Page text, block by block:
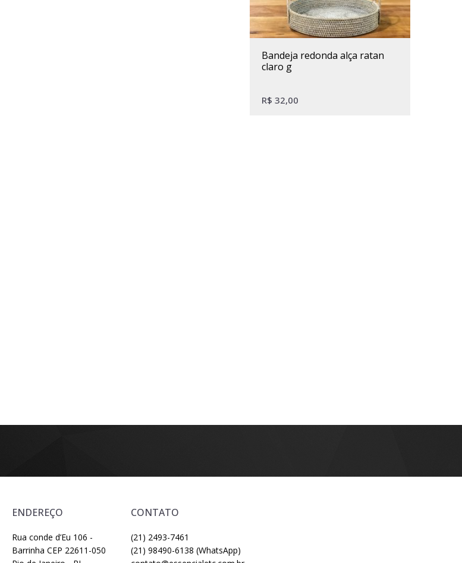
bandeja redonda alça ratan
claro g
R$ 32,00
ENDEREÇO
Rua conde d’Eu 106 -
Barrinha CEP 22611-050
CONTATO
(21) 2493-7461
(21) 98490-6138 (WhatsApp)